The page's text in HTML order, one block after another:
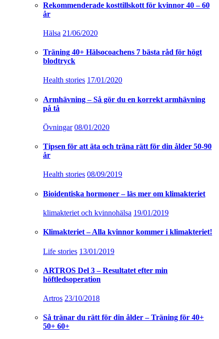
Rekommenderade kosttillskott för kvinnor 40 – 60
år
Hälsa 21/06/2020
Träning 40+ Hälsocoachens 7 bästa råd för högt
blodtryck
Health stories 17/01/2020
Armhävning – Så gör du en korrekt armhävning
på tå
Övningar 08/01/2020
Tipsen för att äta och träna rätt för din ålder 50-90
år
Health stories 08/09/2019
Bioidentiska hormoner – läs mer om klimakteriet
klimakteriet och kvinnohälsa 19/01/2019
Klimakteriet – Alla kvinnor kommer i klimakteriet!
Life stories 13/01/2019
ARTROS Del 3 – Resultatet efter min
höftledsoperation
Artros 23/10/2018
Så tränar du rätt för din ålder – Träning för 40+
50+ 60+